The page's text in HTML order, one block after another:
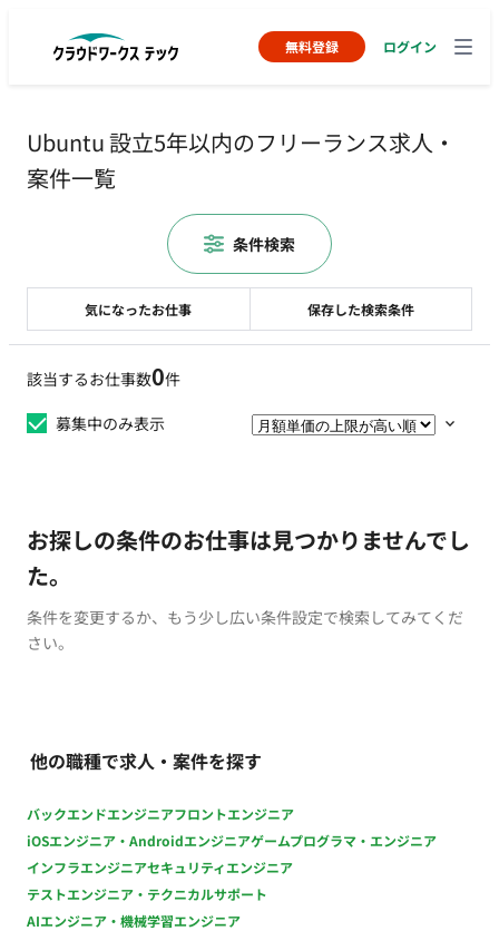
無料登録 ログイン
Ubuntu 設立5年以内のフリーランス求人・
案件一覧
該当するお仕事数0件
募集中のみ表示
お探しの条件のお仕事は見つかりませんでし
た。
条件を変更するか、もう少し広い条件設定で検索してみてくだ
さい。
他の職種で求人・案件を探す
バックエンドエンジニアフロントエンジニア
iOSエンジニア・Androidエンジニアゲームプログラマ・エンジニア
インフラエンジニアセキュリティエンジニア
テストエンジニア・テクニカルサポート
AIエンジニア・機械学習エンジニア
気になったお仕事 保存した検索条件
条件検索